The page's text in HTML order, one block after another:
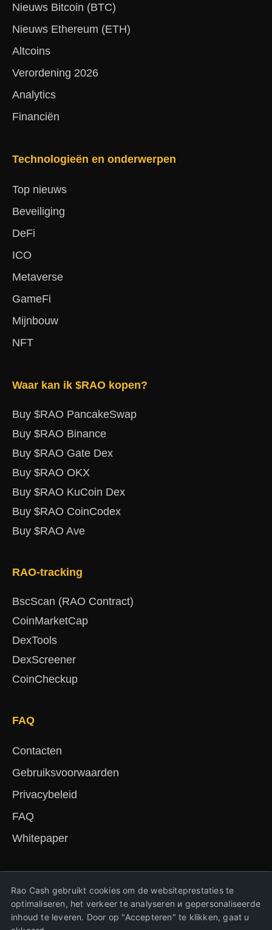
Nieuws Bitcoin (BTC)
Nieuws Ethereum (ETH)
Altcoins
Verordening 2026
Analytics
Financiën
Technologieën en onderwerpen
Top nieuws
Beveiliging
DeFi
ICO
Metaverse
GameFi
Mijnbouw
NFT
Waar kan ik $RAO kopen?
Buy $RAO PancakeSwap
Buy $RAO Binance
Buy $RAO Gate Dex
Buy $RAO OKX
Buy $RAO KuCoin Dex
Buy $RAO CoinCodex
Buy $RAO Ave
RAO-tracking
BscScan (RAO Contract)
CoinMarketCap
DexTools
DexScreener
CoinCheckup
FAQ
Contacten
Gebruiksvoorwaarden
Privacybeleid
FAQ
Whitepaper
English Русский Deutsch Français Español 简体中文
TürkçePortuguêsNederlands Українська
Rao Cash gebruikt cookies om de websiteprestaties te
optimaliseren, het verkeer te analyseren и gepersonaliseerde
inhoud te leveren. Door op "Accepteren" te klikken, gaat u